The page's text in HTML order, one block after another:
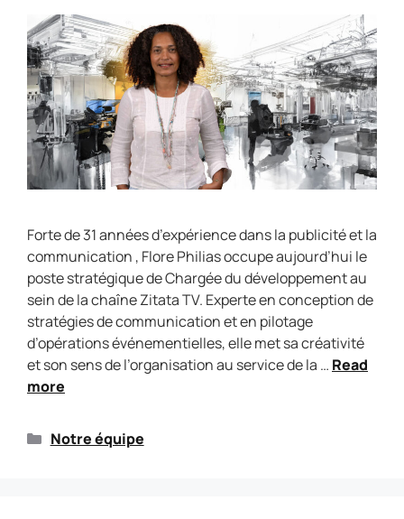
Forte de 31 années d’expérience dans la publicité et la
communication , Flore Philias occupe aujourd’hui le
poste stratégique de Chargée du développement au
sein de la chaîne Zitata TV. Experte en conception de
stratégies de communication et en pilotage
d’opérations événementielles, elle met sa créativité
et son sens de l’organisation au service de la … Read
more
Notre équipe